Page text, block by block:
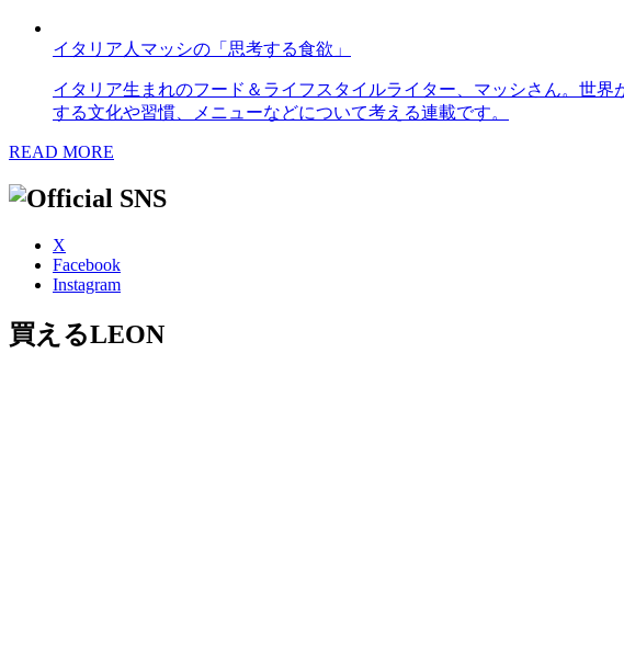
イタリア人マッシの「思考する食欲」
イタリア生まれのフード＆ライフスタイルライター、マッシさん。世
する文化や習慣、メニューなどについて考える連載です。
READ MORE
X
Facebook
Instagram
買えるLEON